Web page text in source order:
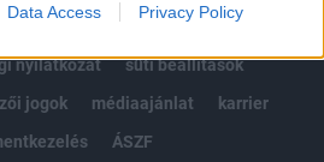
Data Access Privacy Policy
nyilatkozat
süti beállítások
jogok médiaajánlat
karrier
ÁSZF